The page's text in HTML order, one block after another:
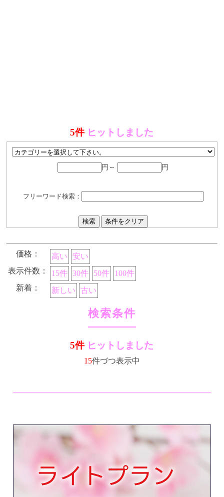
5件ヒットしました
円～ 円
フリーワード検索：
価格： 高い
安い
表示件数：
15件 30件 50件
100件
新着：
新しい 古い
検索条件
5件ヒットしました
15件づつ表示中